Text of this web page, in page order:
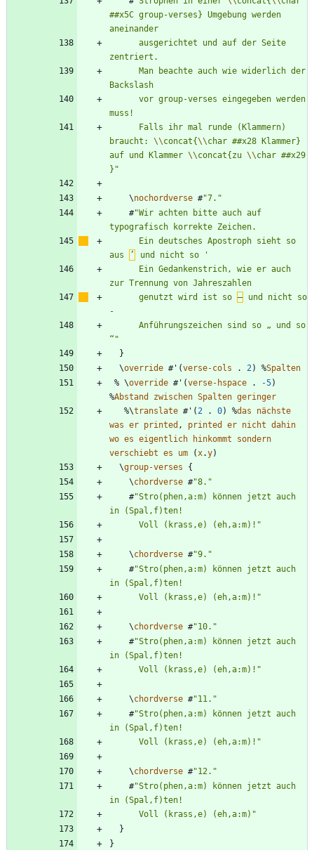
##x5C group-verses} Umgebung werden
braucht: \\concat{\\char ##x28 Klammer}
auf und Klammer \\concat{zu \\char ##x29
} "
\nochordverse #"7. "
#"Wir achten bitte auch auf
aus
’
      genutzt wird ist so
– und nicht so
“ "
}
\override #' (verse-cols . 2 ) %Spalten
% \override #' (verse-hspace . -5)
%Abstand zwischen Spalten geringer
%\translate #' ( 2 . 0) %das
nächste
was er printed , printed er nicht dahin
wo es eigentlich hinkommt
sondern
verschiebt es um ( x.y)
\group-verses
{
\chordverse #"8. "
#"Stro(phen,a:m) können jetzt auch
      Voll (krass,e) (eh,a:m)!
"
\chordverse #"9. "
#"Stro(phen,a:m) können jetzt auch
      Voll (krass,e) (eh,a:m)!
"
\chordverse #"10. "
#"Stro(phen,a:m) können jetzt auch
      Voll (krass,e) (eh,a:m)!
"
\chordverse #"11. "
#"Stro(phen,a:m) können jetzt auch
      Voll (krass,e) (eh,a:m)!
"
\chordverse #"12. "
#"Stro(phen,a:m) können jetzt auch
      Voll (krass,e) (eh,a:m)
"
}
}